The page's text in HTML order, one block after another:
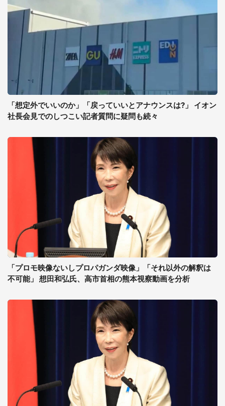
「想定外でいいのか」「戻っていいとアナウンスは?」 イオン
社長会見でのしつこい記者質問に疑問も続々
「プロモ映像ないしプロパガンダ映像」「それ以外の解釈は
不可能」 想田和弘氏、高市首相の熊本視察動画を分析